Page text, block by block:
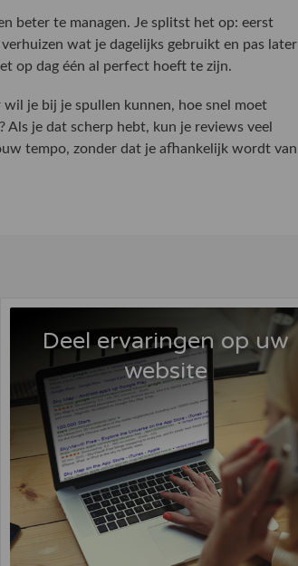
beter te managen. Je splitst het op: eerst
wat je dagelijks gebruikt en pas later
op dag één al perfect hoeft te zijn.
je bij je spullen kunnen, hoe snel moet
je dat scherp hebt, kun je reviews veel
tempo, zonder dat je afhankelijk wordt van
Deel ervaringen op uw
website